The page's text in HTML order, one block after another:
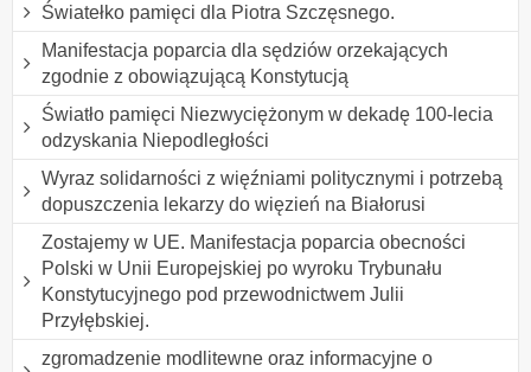
Światełko pamięci dla Piotra Szczęsnego.
Manifestacja poparcia dla sędziów orzekających
zgodnie z obowiązującą Konstytucją
Światło pamięci Niezwyciężonym w dekadę 100-lecia
odzyskania Niepodległości
Wyraz solidarności z więźniami politycznymi i potrzebą
dopuszczenia lekarzy do więzień na Białorusi
Zostajemy w UE. Manifestacja poparcia obecności
Polski w Unii Europejskiej po wyroku Trybunału
Konstytucyjnego pod przewodnictwem Julii
Przyłębskiej.
zgromadzenie modlitewne oraz informacyjne o